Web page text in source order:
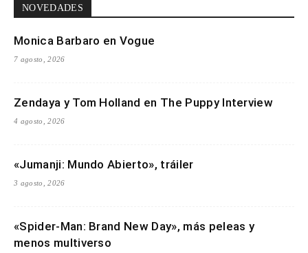
NOVEDADES
Monica Barbaro en Vogue
7 agosto, 2026
Zendaya y Tom Holland en The Puppy Interview
4 agosto, 2026
«Jumanji: Mundo Abierto», tráiler
3 agosto, 2026
«Spider-Man: Brand New Day», más peleas y
menos multiverso